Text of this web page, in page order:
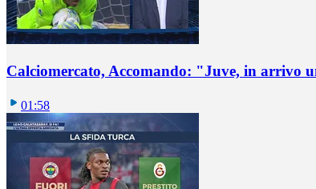
Calciomercato, Accomando: "Juve, in arrivo
01:58